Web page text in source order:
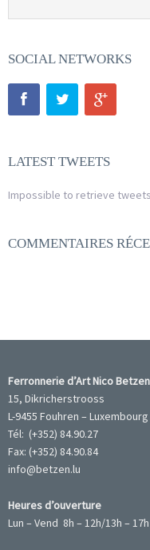
SOCIAL NETWORKS
LATEST TWEETS
Impossible to retrieve
COMMENTAIRES
Ferronnerie d’Art Nico
15, Dikricherstrooss
L-9455 Fouhren – Luxembourg
Tél: (+352) 84.90.27
Fax: (+352) 84.90.84
info@betzen.lu
Heures d’ouverture
Lun – Vend 8h – 12h/13h – 17h